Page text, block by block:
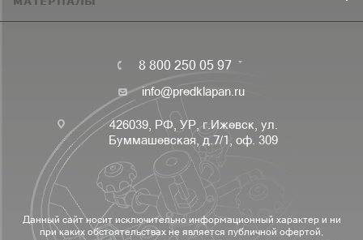
8 800 250 05 97
info@predklapan.ru
426039, РФ, УР, г.Ижевск, ул.
Буммашевская, д.7/1, оф. 309
Данный сайт носит исключительно информационный характер и ни
при каких обстоятельствах не является публичной офертой,